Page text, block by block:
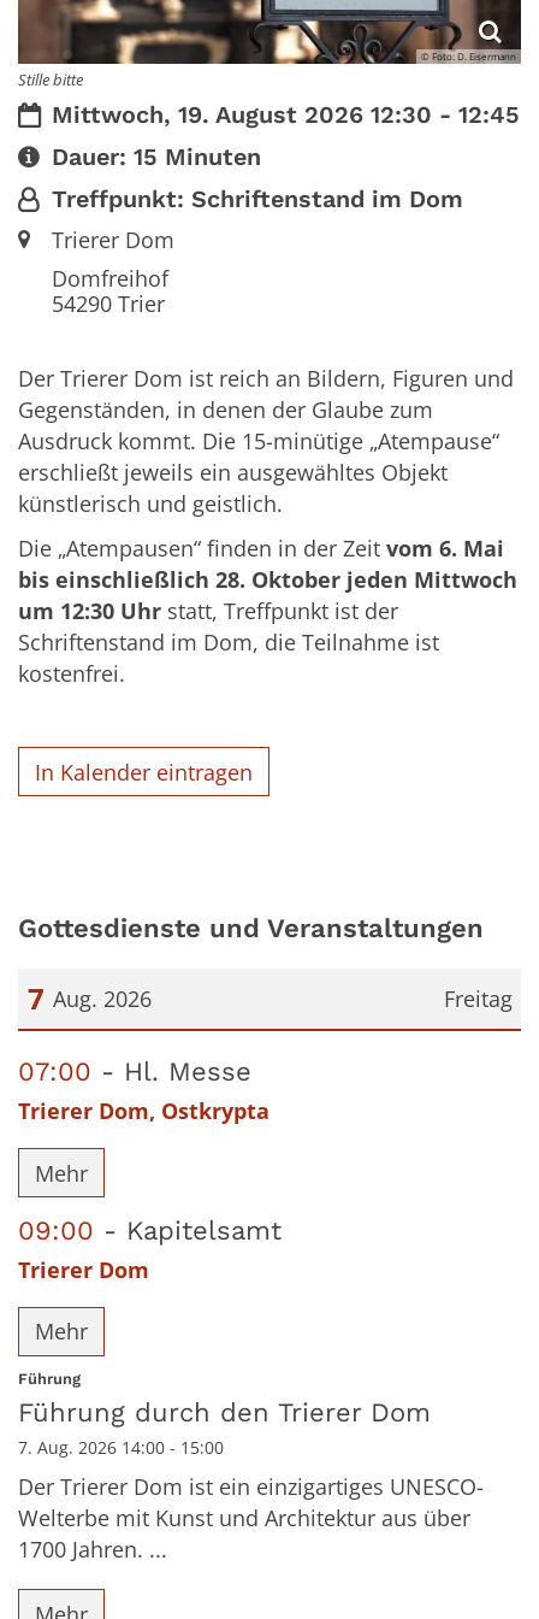
© Foto: D. Eisermann
Stille bitte
Datum:
Mittwoch, 19. August 2026 12:30 - 12:45
Art bzw. Nummer:
Dauer: 15 Minuten
Von:Treffpunkt: Schriftenstand im Dom
Ort:Trierer Dom
Domfreihof
54290Trier
Der Trierer Dom ist reich an Bildern, Figuren und
Gegenständen, in denen der Glaube zum
Ausdruck kommt. Die 15-minütige „Atempause“
erschließt jeweils ein ausgewähltes Objekt
künstlerisch und geistlich.
Die „Atempausen“ finden in der Zeit vom 6. Mai
bis einschließlich 28. Oktober jeden Mittwoch
um 12:30 Uhr statt, Treffpunkt ist der
Schriftenstand im Dom, die Teilnahme ist
kostenfrei.
In Kalender eintragen
Gottesdienste und Veranstaltungen
Freitag
7 Aug. 2026
07:00 Hl. Messe
Trierer Dom, Ostkrypta
Mehr
09:00 Kapitelsamt
Trierer Dom
Mehr
Führung:
Führung durch den Trierer Dom
7. Aug. 2026 14:00 - 15:00
Der Trierer Dom ist ein einzigartiges UNESCO-
Welterbe mit Kunst und Architektur aus über
1700 Jahren. ...